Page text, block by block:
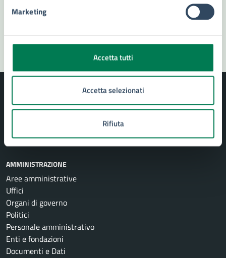
Marketing
Accetta tutti
Accetta selezionati
Rifiuta
Problemi in città
AMMINISTRAZIONE
Aree amministrative
Uffici
Organi di governo
Politici
Personale amministrativo
Enti e fondazioni
Documenti e Dati